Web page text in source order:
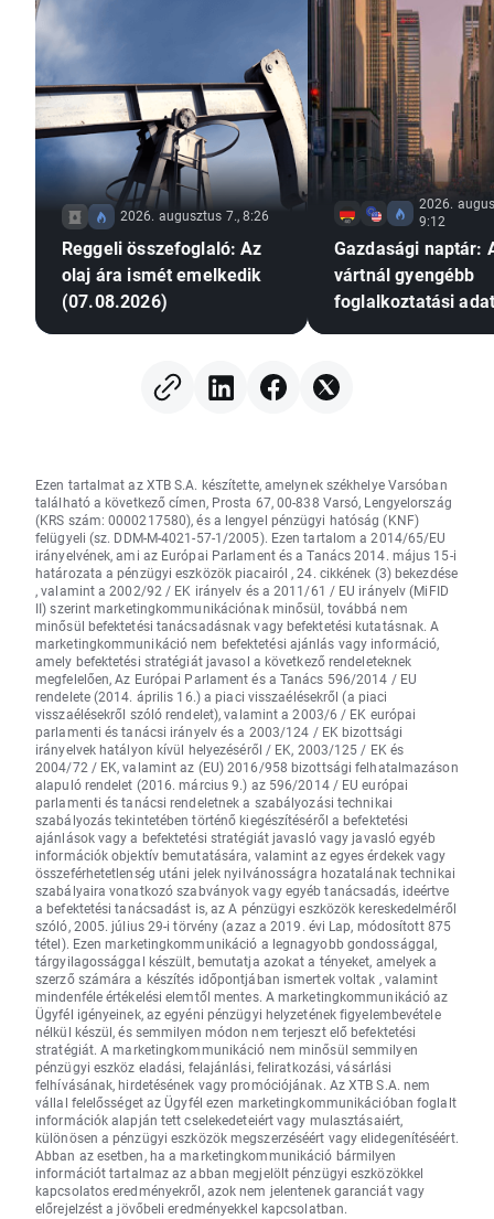
támogatása.
2026. augusztus 7., 8:26
Reggeli összefoglaló: Az
olaj ára ismét emelkedik
(07.08.2026)
2026.
9:12
Gazdasági naptár:
vártnál gyengébb
foglalkoztatási
kamatemelésre?
Ezen tartalmat az XTB S.A. készítette, amelynek székhelye Varsóban
található a következő címen, Prosta 67, 00-838 Varsó, Lengyelország
(KRS szám: 0000217580), és a lengyel pénzügyi hatóság (KNF)
felügyeli (sz. DDM-M-4021-57-1/2005). Ezen tartalom a 2014/65/EU
irányelvének, ami az Európai Parlament és a Tanács 2014. május 15-i
határozata a pénzügyi eszközök piacairól , 24. cikkének (3) bekezdése
, valamint a 2002/92 / EK irányelv és a 2011/61 / EU irányelv (MiFID
II) szerint marketingkommunikációnak minősül, továbbá nem
minősül befektetési tanácsadásnak vagy befektetési kutatásnak. A
marketingkommunikáció nem befektetési ajánlás vagy információ,
amely befektetési stratégiát javasol a következő rendeleteknek
megfelelően, Az Európai Parlament és a Tanács 596/2014 / EU
rendelete (2014. április 16.) a piaci visszaélésekről (a piaci
visszaélésekről szóló rendelet), valamint a 2003/6 / EK európai
parlamenti és tanácsi irányelv és a 2003/124 / EK bizottsági
irányelvek hatályon kívül helyezéséről / EK, 2003/125 / EK és
2004/72 / EK, valamint az (EU) 2016/958 bizottsági felhatalmazáson
alapuló rendelet (2016. március 9.) az 596/2014 / EU európai
parlamenti és tanácsi rendeletnek a szabályozási technikai
szabályozás tekintetében történő kiegészítéséről a befektetési
ajánlások vagy a befektetési stratégiát javasló vagy javasló egyéb
információk objektív bemutatására, valamint az egyes érdekek vagy
összeférhetetlenség utáni jelek nyilvánosságra hozatalának technikai
szabályaira vonatkozó szabványok vagy egyéb tanácsadás, ideértve
a befektetési tanácsadást is, az A pénzügyi eszközök kereskedelméről
szóló, 2005. július 29-i törvény (azaz a 2019. évi Lap, módosított 875
tétel). Ezen marketingkommunikáció a legnagyobb gondossággal,
tárgyilagossággal készült, bemutatja azokat a tényeket, amelyek a
szerző számára a készítés időpontjában ismertek voltak , valamint
mindenféle értékelési elemtől mentes. A marketingkommunikáció az
Ügyfél igényeinek, az egyéni pénzügyi helyzetének figyelembevétele
nélkül készül, és semmilyen módon nem terjeszt elő befektetési
stratégiát. A marketingkommunikáció nem minősül semmilyen
pénzügyi eszköz eladási, felajánlási, feliratkozási, vásárlási
felhívásának, hirdetésének vagy promóciójának. Az XTB S.A. nem
vállal felelősséget az Ügyfél ezen marketingkommunikációban foglalt
információk alapján tett cselekedeteiért vagy mulasztásaiért,
különösen a pénzügyi eszközök megszerzéséért vagy elidegenítéséért.
Abban az esetben, ha a marketingkommunikáció bármilyen
információt tartalmaz az abban megjelölt pénzügyi eszközökkel
kapcsolatos eredményekről, azok nem jelentenek garanciát vagy
előrejelzést a jövőbeli eredményekkel kapcsolatban.